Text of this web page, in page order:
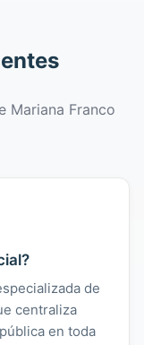
Mariana Franco
de
centraliza
en toda